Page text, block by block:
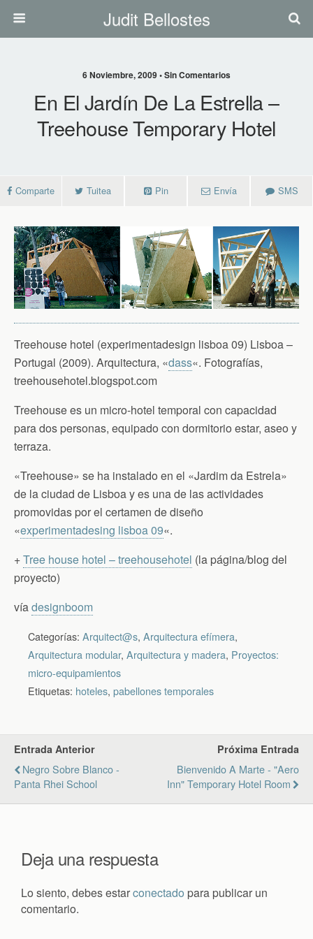
Judit Bellostes
6 Noviembre, 2009 • Sin Comentarios
En El Jardín De La Estrella –
Treehouse Temporary Hotel
Comparte Tuitea Pin Envía SMS
Treehouse hotel (experimentadesign lisboa 09) Lisboa –
Portugal (2009). Arquitectura, «dass«. Fotografías,
treehousehotel.blogspot.com
Treehouse es un micro-hotel temporal con capacidad
para dos personas, equipado con dormitorio estar, aseo y
terraza.
«Treehouse» se ha instalado en el «Jardim da Estrela»
de la ciudad de Lisboa y es una de las actividades
promovidas por el certamen de diseño
«experimentadesing lisboa 09«.
+Tree house hotel – treehousehotel (la página/blog del
proyecto)
víadesignboom
Categorías: Arquitect@s, Arquitectura efímera,
Arquitectura modular, Arquitectura y madera, Proyectos:
micro-equipamientos
Etiquetas: hoteles, pabellones temporales
Entrada Anterior
Negro Sobre Blanco -
Panta Rhei School
Próxima Entrada
Bienvenido A Marte - "aero
Inn" Temporary Hotel Room
Deja una respuesta
Lo siento, debes estarconectado para publicar un
comentario.